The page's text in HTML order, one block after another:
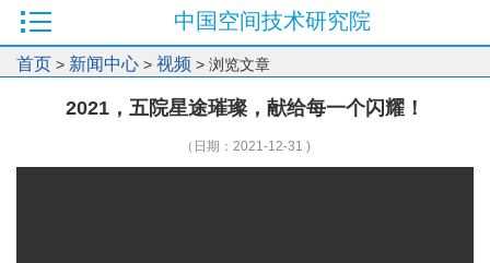
中国空间技术研究院
首页 > 新闻中心 > 视频 > 浏览文章
2021，五院星途璀璨，献给每一个闪耀！
（日期：2021-12-31 )